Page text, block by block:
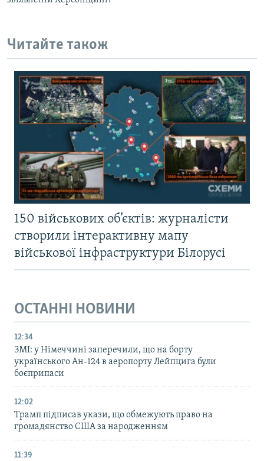
Читайте також
150 військових об’єктів: журналісти
створили інтерактивну мапу
військової інфраструктури Білорусі
ОСТАННІ НОВИНИ
12:34
ЗМІ: у Німеччині заперечили, що на борту
українського Ан-124 в аеропорту Лейпцига були
боєприпаси
12:02
Трамп підписав укази, що обмежують право на
громадянство США за народженням
11:39